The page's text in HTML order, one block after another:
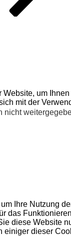
um
mit der
nicht
Ihre Nutzung
das
diese Website
dieser